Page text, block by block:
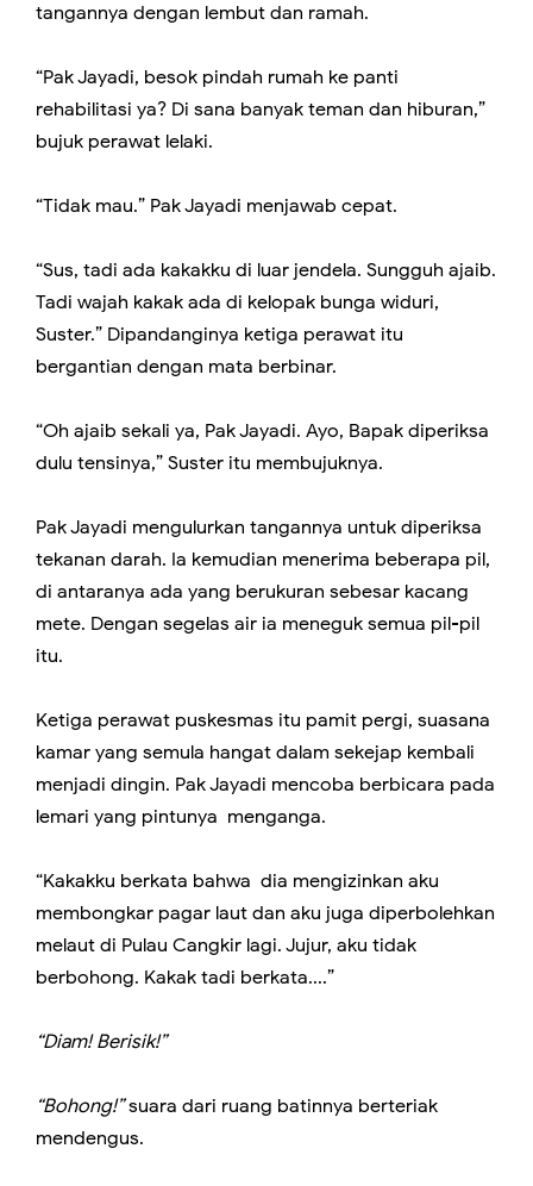
tangannya dengan lembut dan ramah.
“Pak Jayadi, besok pindah rumah ke panti
rehabilitasi ya? Di sana banyak teman dan hiburan,”
bujuk perawat lelaki.
“Tidak mau.” Pak Jayadi menjawab cepat.
“Sus, tadi ada kakakku di luar jendela. Sungguh ajaib.
Tadi wajah kakak ada di kelopak bunga widuri,
Suster.” Dipandanginya ketiga perawat itu
bergantian dengan mata berbinar.
“Oh ajaib sekali ya, Pak Jayadi. Ayo, Bapak diperiksa
dulu tensinya,” Suster itu membujuknya.
Pak Jayadi mengulurkan tangannya untuk diperiksa
tekanan darah. Ia kemudian menerima beberapa pil,
di antaranya ada yang berukuran sebesar kacang
mete. Dengan segelas air ia meneguk semua pil-pil
itu.
Ketiga perawat puskesmas itu pamit pergi, suasana
kamar yang semula hangat dalam sekejap kembali
menjadi dingin. Pak Jayadi mencoba berbicara pada
lemari yang pintunya menganga.
“Kakakku berkata bahwa dia mengizinkan aku
membongkar pagar laut dan aku juga diperbolehkan
melaut di Pulau Cangkir lagi. Jujur, aku tidak
berbohong. Kakak tadi berkata....”
“Diam! Berisik!”
“Bohong!”suara dari ruang batinnya berteriak
mendengus.